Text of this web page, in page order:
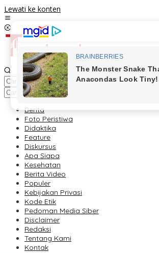
Lewati ke konten
Berita
Foto Peristiwa
Didaktika
Feature
Diskursus
Apa Siapa
Kesehatan
Berita Video
Populer
Kebijakan Privasi
Kode Etik
Pedoman Media Siber
Disclaimer
Redaksi
Tentang Kami
Kontak